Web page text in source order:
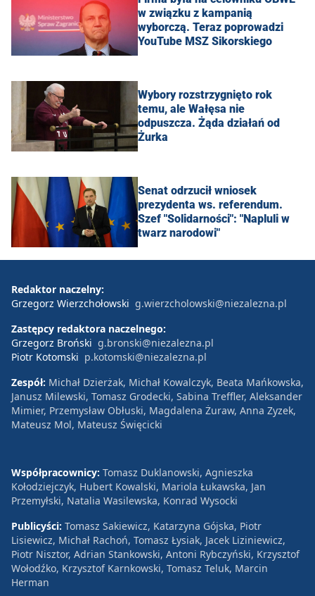
w związku z kampanią
wyborczą. Teraz poprowadzi
YouTube MSZ Sikorskiego
Wybory rozstrzygnięto rok
temu, ale Wałęsa nie
odpuszcza. Żąda działań od
Żurka
Senat odrzucił wniosek
prezydenta ws. referendum.
Szef "Solidarności": "Napluli w
twarz narodowi"
Redaktor naczelny:
Grzegorz Wierzchołowski g.wierzcholowski@niezalezna.pl
Zastępcy redaktora naczelnego:
Grzegorz Broński g.bronski@niezalezna.pl
Piotr Kotomski p.kotomski@niezalezna.pl
Zespół: Michał Dzierżak, Michał Kowalczyk, Beata Mańkowska,
Janusz Milewski, Tomasz Grodecki, Sabina Treffler, Aleksander
Mimier, Przemysław Obłuski, Magdalena Żuraw, Anna Zyzek,
Mateusz Mol, Mateusz Święcicki
Współpracownicy: Tomasz Duklanowski, Agnieszka
Kołodziejczyk, Hubert Kowalski, Mariola Łukawska, Jan
Przemyłski, Natalia Wasilewska, Konrad Wysocki
Publicyści: Tomasz Sakiewicz, Katarzyna Gójska, Piotr
Lisiewicz, Michał Rachoń, Tomasz Łysiak, Jacek Liziniewicz,
Piotr Nisztor, Adrian Stankowski, Antoni Rybczyński, Krzysztof
Wołodźko, Krzysztof Karnkowski, Tomasz Teluk, Marcin
Herman